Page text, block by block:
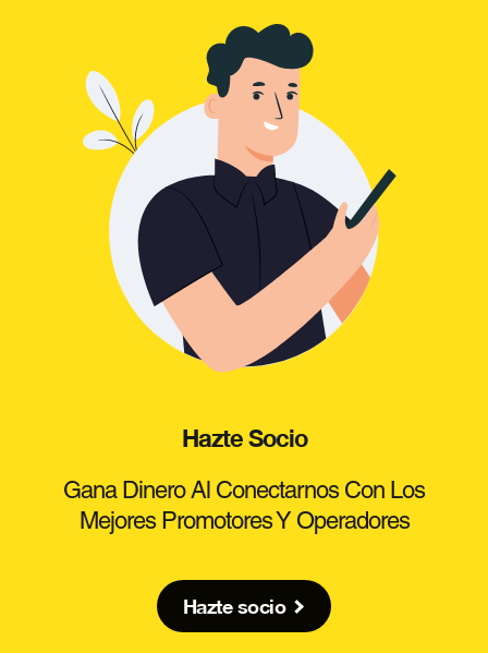
Hazte Socio
Gana Dinero Al Conectarnos Con Los
Mejores Promotores Y Operadores
Hazte socio